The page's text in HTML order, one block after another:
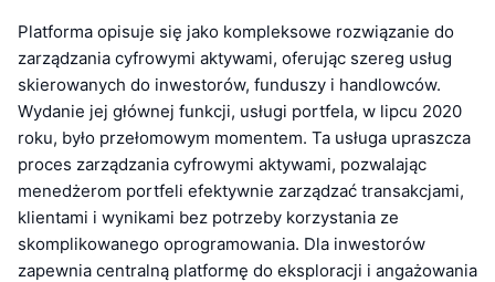
Platforma opisuje się jako kompleksowe rozwiązanie do
zarządzania cyfrowymi aktywami, oferując szereg usług
skierowanych do inwestorów, funduszy i handlowców.
Wydanie jej głównej funkcji, usługi portfela, w lipcu 2020
roku, było przełomowym momentem. Ta usługa upraszcza
proces zarządzania cyfrowymi aktywami, pozwalając
menedżerom portfeli efektywnie zarządzać transakcjami,
klientami i wynikami bez potrzeby korzystania ze
skomplikowanego oprogramowania. Dla inwestorów
zapewnia centralną platformę do eksploracji i angażowania